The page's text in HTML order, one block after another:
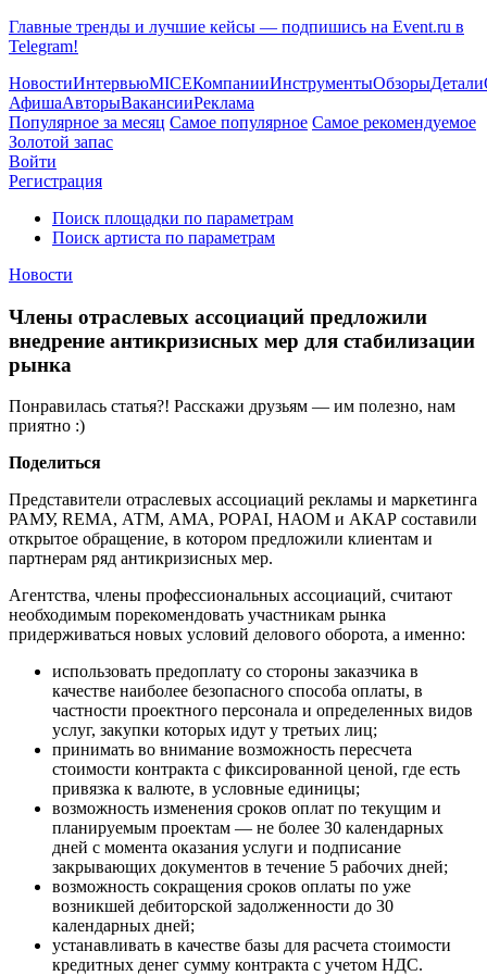
Главные тренды и лучшие кейсы — подпишись на Event.ru в
Telegram!
НовостиИнтервьюMICEКомпанииИнструментыОбзорыДетали
АфишаАвторыВакансииРеклама
Популярное за месяц Самое популярное Самое рекомендуемое
Золотой запас
Войти
Регистрация
Поиск площадки по параметрам
Поиск артиста по параметрам
Новости
Члены отраслевых ассоциаций предложили
внедрение антикризисных мер для стабилизации
рынка
Понравилась статья?! Расскажи друзьям — им полезно, нам
приятно :)
Поделиться
Представители отраслевых ассоциаций рекламы и маркетинга
РАМУ, REMA, АТМ, АМА, POPAI, НАОМ и АКАР составили
открытое обращение, в котором предложили клиентам и
партнерам ряд антикризисных мер.
Агентства, члены профессиональных ассоциаций, считают
необходимым порекомендовать участникам рынка
придерживаться новых условий делового оборота, а именно:
использовать предоплату со стороны заказчика в
качестве наиболее безопасного способа оплаты, в
частности проектного персонала и определенных видов
услуг, закупки которых идут у третьих лиц;
принимать во внимание возможность пересчета
стоимости контракта с фиксированной ценой, где есть
привязка к валюте, в условные единицы;
возможность изменения сроков оплат по текущим и
планируемым проектам — не более 30 календарных
дней с момента оказания услуги и подписание
закрывающих документов в течение 5 рабочих дней;
возможность сокращения сроков оплаты по уже
возникшей дебиторской задолженности до 30
календарных дней;
устанавливать в качестве базы для расчета стоимости
кредитных денег сумму контракта с учетом НДС.